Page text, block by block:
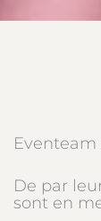
Eventeam
De par
sont en